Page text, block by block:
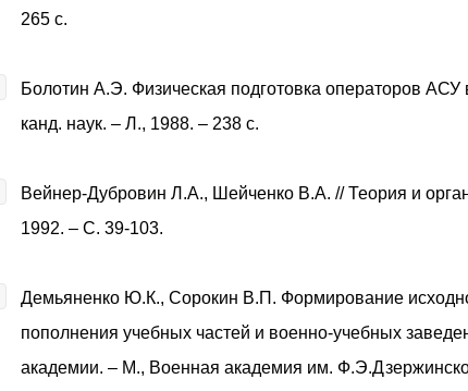
265 с.
Болотин А.Э. Физическая подготовка операторов
канд. наук. – Л., 1988. – 238 с.
Вейнер-Дубровин Л.А., Шейченко В.А. // Теория и
1992. – С. 39-103.
Демьяненко Ю.К., Сорокин В.П. Формирование
пополнения учебных частей и военно-учебных
академии. – М., Военная академия им.